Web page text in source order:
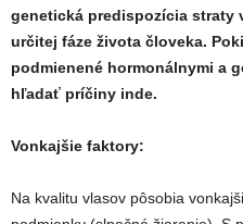
genetická predispozícia straty
určitej fáze života človeka.
podmienené hormonálnymi a
hľadať príčiny inde.
Vonkajšie faktory:
Na kvalitu vlasov pôsobia